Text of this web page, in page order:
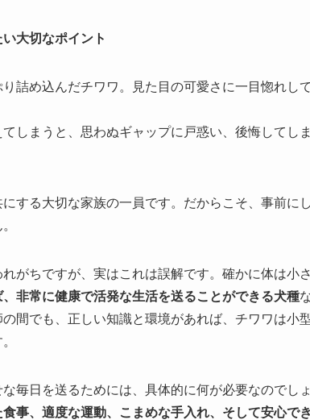
大切なポイント
詰め込んだチワワ。見た目の可愛さに一目惚れして
しまうと、思わぬギャップに戸惑い、後悔してし
する大切な家族の一員です。だからこそ、事前に
がちですが、実はこれは誤解です。確かに体は小
非常に健康で活発な生活を送ることができる犬種
間でも、正しい知識と環境があれば、チワワは小
毎日を送るためには、具体的に何が必要なのでし
事、適度な運動、こまめな手入れ、そして安心で